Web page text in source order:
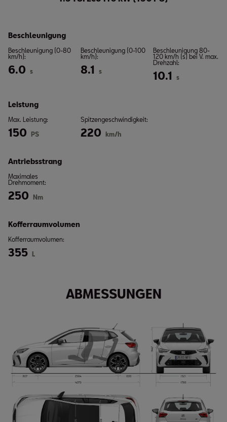
Beschleunigung
Beschleunigung (0-80
km/h):
6.0 s
Beschleunigung (0-100
km/h):
8.1 s
Beschleunigung 80-
120 km/h (s) bei V. max.
Drehzahl:
10.1 s
Leistung
Max. Leistung:
150 PS
Spitzengeschwindigkeit:
220 km/h
Antriebsstrang
Maximales
Drehmoment:
250 Nm
Kofferraumvolumen
Kofferraumvolumen:
355 L
ABMESSUNGEN